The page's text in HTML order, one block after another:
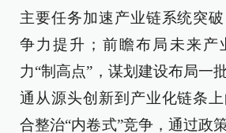
主要任务加速产业链系统突
争力提升；前瞻布局未来产
力“制高点”，谋划建设布局一
通从源头创新到产业化链条
合整治“内卷式”竞争，通过政